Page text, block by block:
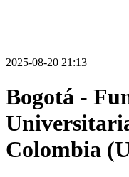
2025-08-20 21:13
Bogotá -
Colombia